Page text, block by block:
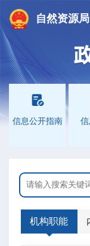
自然资源局

信息公开指南
机构职能